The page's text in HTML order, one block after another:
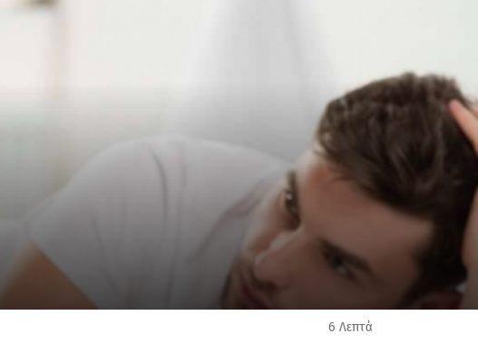
6 Λεπτά